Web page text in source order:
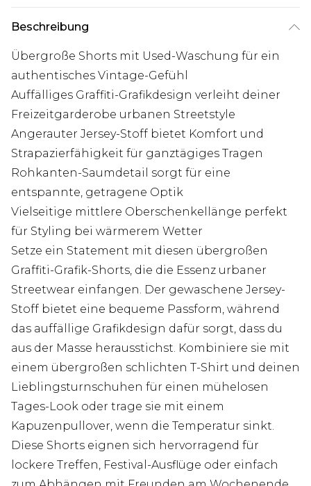
Beschreibung
Übergroße Shorts mit Used-Waschung für ein
authentisches Vintage-Gefühl
Auffälliges Graffiti-Grafikdesign verleiht deiner
Freizeitgarderobe urbanen Streetstyle
Angerauter Jersey-Stoff bietet Komfort und
Strapazierfähigkeit für ganztägiges Tragen
Rohkanten-Saumdetail sorgt für eine
entspannte, getragene Optik
Vielseitige mittlere Oberschenkellänge perfekt
für Styling bei wärmerem Wetter
Setze ein Statement mit diesen übergroßen
Graffiti-Grafik-Shorts, die die Essenz urbaner
Streetwear einfangen. Der gewaschene Jersey-
Stoff bietet eine bequeme Passform, während
das auffällige Grafikdesign dafür sorgt, dass du
aus der Masse herausstichst. Kombiniere sie mit
einem übergroßen schlichten T-Shirt und deinen
Lieblingsturnschuhen für einen mühelosen
Tages-Look oder trage sie mit einem
Kapuzenpullover, wenn die Temperatur sinkt.
Diese Shorts eignen sich hervorragend für
lockere Treffen, Festival-Ausflüge oder einfach